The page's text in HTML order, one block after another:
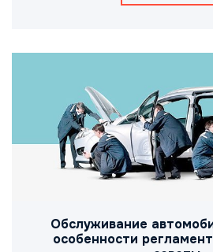
Обслуживание
особенности